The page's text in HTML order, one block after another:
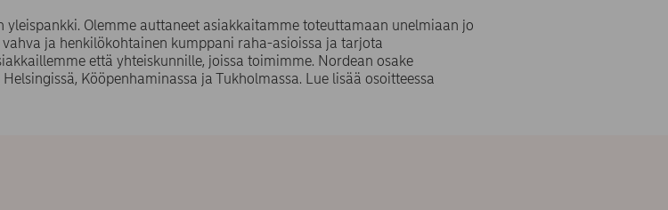
Olemme auttaneet asiakkaitamme toteuttamaan unelmiaan jo
ja henkilökohtainen kumppani raha-asioissa ja tarjota
että yhteiskunnille, joissa toimimme. Nordean osake
Kööpenhaminassa ja Tukholmassa. Lue lisää osoitteessa